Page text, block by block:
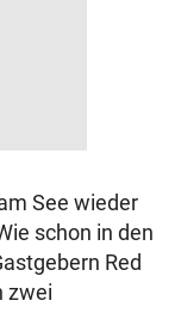
See wieder
schon in den
Red
zwei